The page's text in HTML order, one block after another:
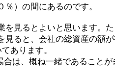
）の間にあるのです。
見るとよいと思います。た
見ると、会社の総資産の額
あります。
合は、概ね一緒であることが